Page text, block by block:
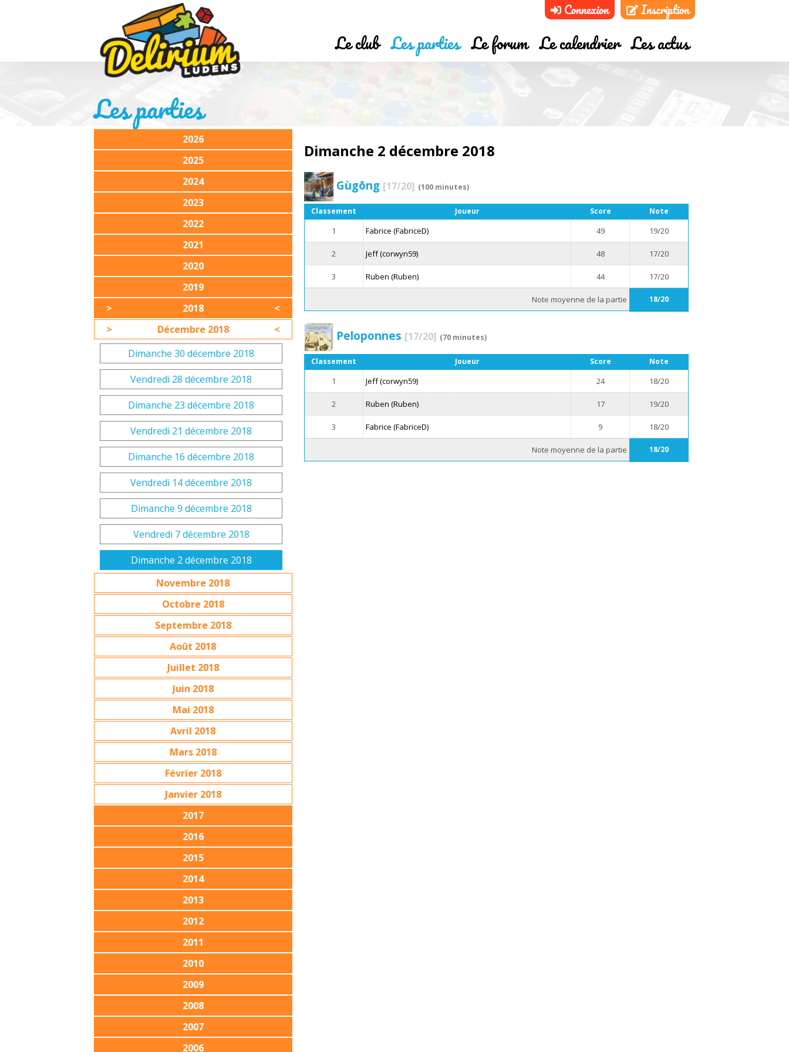
Les parties
2026
2025
2024
2023
2022
2021
2020
2019
2018
Décembre 2018
Dimanche 30 décembre 2018
Vendredi 28 décembre 2018
Dimanche 23 décembre 2018
Vendredi 21 décembre 2018
Dimanche 16 décembre 2018
Vendredi 14 décembre 2018
Dimanche 9 décembre 2018
Vendredi 7 décembre 2018
Dimanche 2 décembre 2018
Novembre 2018
Octobre 2018
Septembre 2018
Août 2018
Juillet 2018
Juin 2018
Mai 2018
Avril 2018
Mars 2018
Février 2018
Janvier 2018
2017
2016
2015
2014
2013
2012
2011
2010
2009
2008
2007
2006
Dimanche 2 décembre 2018
Gùgōng [17/20] (100 minutes)
Classement Joueur Score Note
1 Fabrice (FabriceD) 49 19/20
2 Jeff (corwyn59) 48 17/20
3 Ruben (Ruben) 44 17/20
Note moyenne de la partie 18/20
Peloponnes [17/20] (70 minutes)
Classement Joueur Score Note
1 Jeff (corwyn59) 24 18/20
2 Ruben (Ruben) 17 19/20
3 Fabrice (FabriceD) 9 18/20
Note moyenne de la partie 18/20
Connexion Inscription
Le club Les parties Le forum Le calendrier Les actus